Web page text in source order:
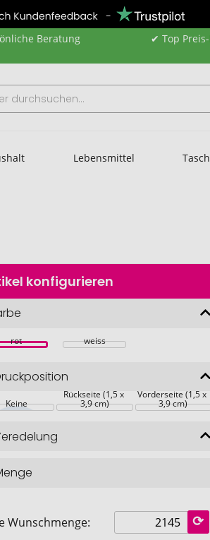
Beratung ✔ Top
Lebensmittel
konfigurieren
rot weiss
Keine
Rückseite (1,5 x
3,9 cm)
Vorderseite (1,5 x
3,9 cm)
Wunschmenge: